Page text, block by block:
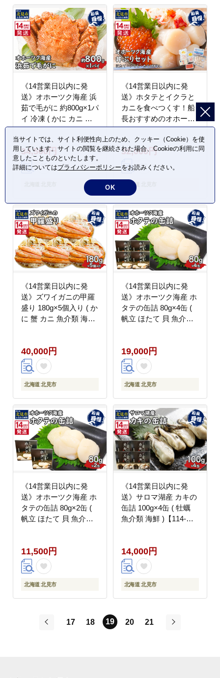
《14営業日以内に発
送》オホーツク海産 浜
茹で毛がに 約800g×1パ
イ 冷凍 ( かに カニ 毛
ガニ 魚介類 蟹 )【114-
0032-2026】
34,500円
《14営業日以内に発
送》ホタテとイクラと
カニを食べつくす！船
長おすすめのオホーツ
ク丼ぶりセット ( オホ
ーツク海 ホタテ ほたて
貝 魚介類 カニ かに 蟹
卵 鮭 さけ 海鮮丼 おつ
まみ 冷凍 )【114-
0088】
32,000円
北海道 北見市
《14営業日以内に発
送》ズワイガニの甲羅
盛り 180g×5個入り ( か
に 蟹 カニ 魚介類 海鮮
40,000円
北海道 北見市
《14営業日以内に発
送》オホーツク海産 ホ
タテの缶詰 80g×4缶 (
帆立 ほたて 貝 魚介類
19,000円
北海道 北見市
《14営業日以内に発
送》オホーツク海産 ホ
タテの缶詰 80g×2缶 (
帆立 ほたて 貝 魚介類
11,500円
北海道 北見市
《14営業日以内に発
送》サロマ湖産 カキの
缶詰 100g×4缶 ( 牡蠣
魚介類 海鮮 )【114-
14,000円
北海道 北見市
17 18 19 20
21
当サイトでは、サイト利便性向上のため、クッキー（Cookie）を使
用しています。サイトの閲覧を継続された場合、Cookieの利用に同
意したことものといたします。
詳細についてはプライバシーポリシーをお読みください。
OK